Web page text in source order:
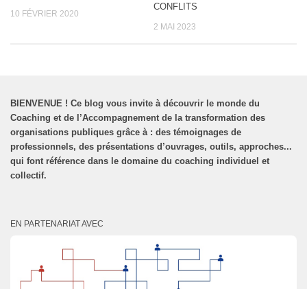
10 FÉVRIER 2020
CONFLITS
2 MAI 2023
BIENVENUE ! Ce blog vous invite à découvrir le monde du
Coaching et de l’Accompagnement de la transformation des
organisations publiques grâce à : des témoignages de
professionnels, des présentations d’ouvrages, outils, approches...
qui font référence dans le domaine du coaching individuel et
collectif.
EN PARTENARIAT AVEC